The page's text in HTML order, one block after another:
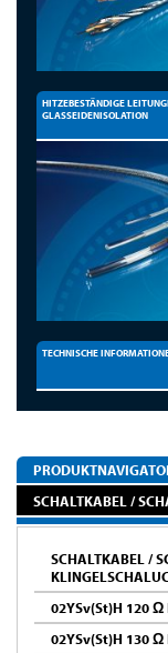
HITZEBESTÄNDIGE
GLASSEIDENISOLATION
TECHNISCHE
SCHALTKABEL /
SCHALTKABEL /
02YSv(St)H 120 Ω
02YSv(St)H 130 Ω